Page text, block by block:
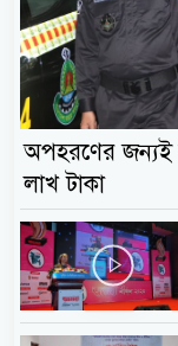
অপহরণের জন্যই
লাখ টাকা